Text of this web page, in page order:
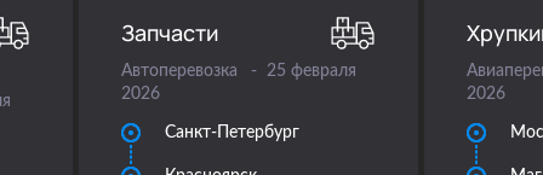
Запчасти
Автоперевозка
25 февраля
2026
Санкт-Петербург
2026